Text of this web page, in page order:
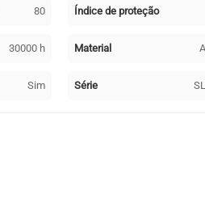
80 Índice de proteção
30000 h Material
Sim Série